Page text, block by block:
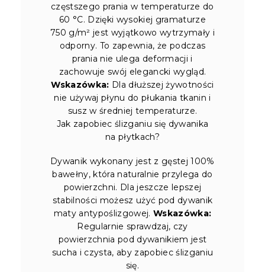
częstszego prania w temperaturze do
60 °C. Dzięki wysokiej gramaturze
750 g/m² jest wyjątkowo wytrzymały i
odporny. To zapewnia, że podczas
prania nie ulega deformacji i
zachowuje swój elegancki wygląd.
Wskazówka: Dla dłuższej żywotności
nie używaj płynu do płukania tkanin i
susz w średniej temperaturze.
Jak zapobiec ślizganiu się dywanika
na płytkach?
Dywanik wykonany jest z gęstej 100%
bawełny, która naturalnie przylega do
powierzchni. Dla jeszcze lepszej
stabilności możesz użyć pod dywanik
maty antypoślizgowej. Wskazówka:
Regularnie sprawdzaj, czy
powierzchnia pod dywanikiem jest
sucha i czysta, aby zapobiec ślizganiu
się.